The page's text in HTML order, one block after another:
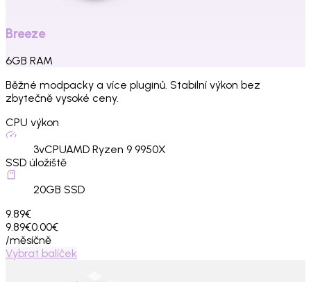
Breeze
6GB RAM
Běžné modpacky a více pluginů. Stabilní výkon bez
zbytečně vysoké ceny.
CPU výkon
3vCPUAMD Ryzen 9 9950X
SSD úložiště
20GB SSD
9.89€
9.89€0.00€
/měsíčně
Vybrat balíček